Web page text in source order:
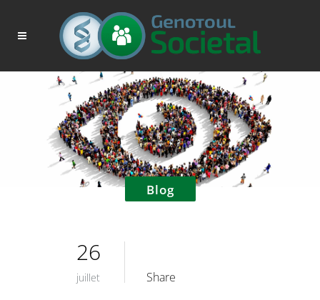
Blog
26
juillet Share